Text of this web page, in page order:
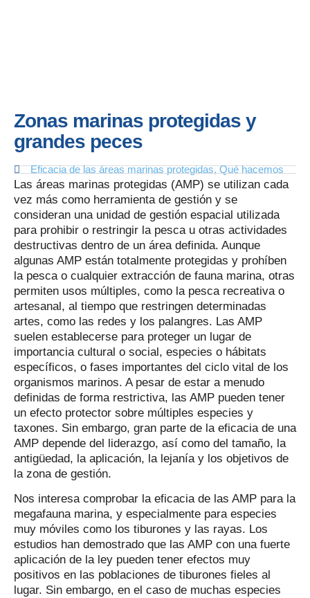
Zonas marinas protegidas y
grandes peces
Eficacia de las áreas marinas protegidas,Qué hacemos
Las áreas marinas protegidas (AMP) se utilizan cada
vez más como herramienta de gestión y se
consideran una unidad de gestión espacial utilizada
para prohibir o restringir la pesca u otras actividades
destructivas dentro de un área definida. Aunque
algunas AMP están totalmente protegidas y prohíben
la pesca o cualquier extracción de fauna marina, otras
permiten usos múltiples, como la pesca recreativa o
artesanal, al tiempo que restringen determinadas
artes, como las redes y los palangres. Las AMP
suelen establecerse para proteger un lugar de
importancia cultural o social, especies o hábitats
específicos, o fases importantes del ciclo vital de los
organismos marinos. A pesar de estar a menudo
definidas de forma restrictiva, las AMP pueden tener
un efecto protector sobre múltiples especies y
taxones. Sin embargo, gran parte de la eficacia de una
AMP depende del liderazgo, así como del tamaño, la
antigüedad, la aplicación, la lejanía y los objetivos de
la zona de gestión.
Nos interesa comprobar la eficacia de las AMP para la
megafauna marina, y especialmente para especies
muy móviles como los tiburones y las rayas. Los
estudios han demostrado que las AMP con una fuerte
aplicación de la ley pueden tener efectos muy
positivos en las poblaciones de tiburones fieles al
lugar. Sin embargo, en el caso de muchas especies